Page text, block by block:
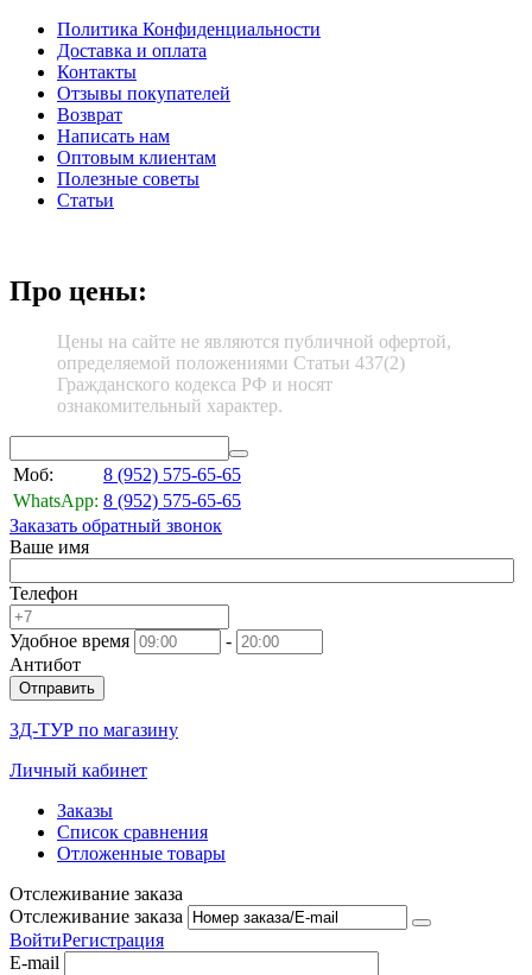
Политика Конфиденциальности
Доставка и оплата
Контакты
Отзывы покупателей
Возврат
Написать нам
Оптовым клиентам
Полезные советы
Статьи
Про цены:
Цены на сайте не являются публичной офертой,
определяемой положениями Статьи 437(2)
Гражданского кодекса РФ и носят
ознакомительный характер.
Моб: 8 (952) 575-65-65
WhatsApp: 8 (952) 575-65-65
Заказать обратный звонок
Ваше имя
Телефон
Удобное время
-
Антибот
Отправить
3Д-ТУР по магазину
Личный кабинет
Заказы
Список сравнения
Отложенные товары
Отслеживание заказа
Отслеживание заказа
ВойтиРегистрация
E-mail